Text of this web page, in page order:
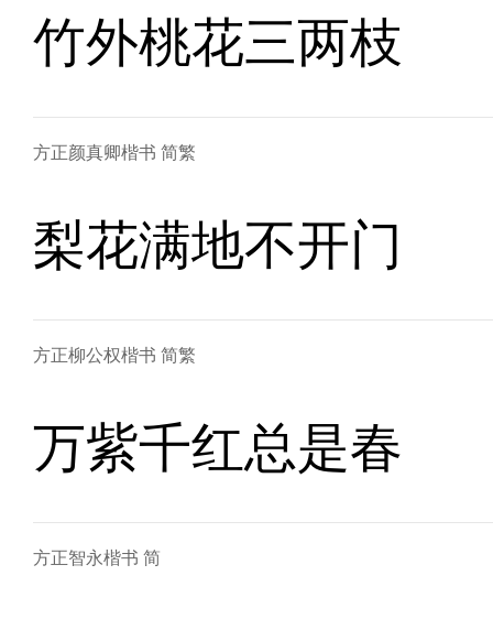
竹外桃花三两枝
方正颜真卿楷书 简繁
梨花满地不开门
方正柳公权楷书 简繁
万紫千红总是春
方正智永楷书 简